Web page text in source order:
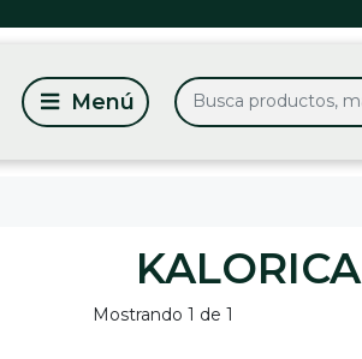
KALORICA
Mostrando 1 de 1